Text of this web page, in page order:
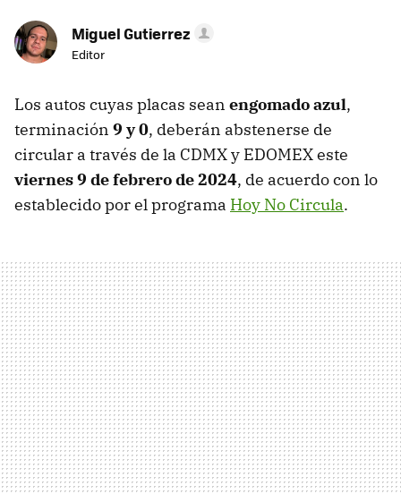
Miguel Gutierrez
Editor
Los autos cuyas placas sean engomado azul,
terminación 9 y 0, deberán abstenerse de
circular a través de la CDMX y EDOMEX este
viernes 9 de febrero de 2024, de acuerdo con lo
establecido por el programa Hoy No Circula.